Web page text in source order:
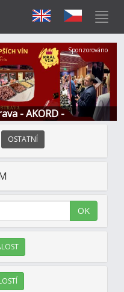
- AKORD -
Další
Sponzorováno
OSTATNÍ
OK